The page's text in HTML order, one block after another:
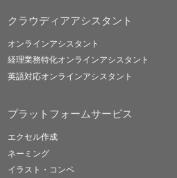
クラウディアアシスタント
オンラインアシスタント
経理業務特化オンラインアシスタント
英語対応オンラインアシスタント
プラットフォームサービス
エクセル作成
ネーミング
イラスト・コンペ